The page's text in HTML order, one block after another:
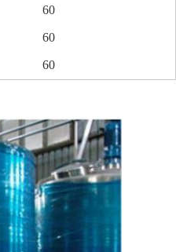
60
60
60